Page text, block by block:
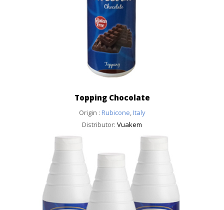
Topping Chocolate
Origin : Rubicone, Italy
Distributor: Vuakem